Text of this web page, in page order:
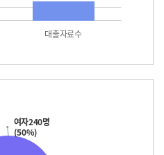
대출자료수
여자240명
(50%)